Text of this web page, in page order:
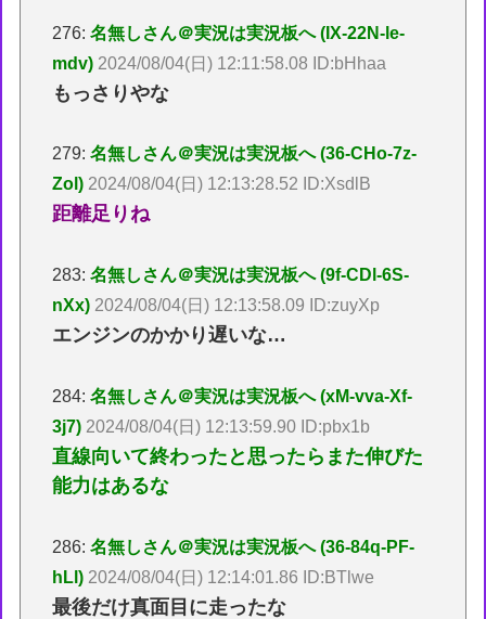
276:名無しさん＠実況は実況板へ (IX-22N-le-
mdv) 2024/08/04(日) 12:11:58.08 ID:bHhaa
もっさりやな
279:名無しさん＠実況は実況板へ (36-CHo-7z-
Zol) 2024/08/04(日) 12:13:28.52 ID:XsdlB
距離足りね
283:名無しさん＠実況は実況板へ (9f-CDl-6S-
nXx) 2024/08/04(日) 12:13:58.09 ID:zuyXp
エンジンのかかり遅いな…
284:名無しさん＠実況は実況板へ (xM-vva-Xf-
3j7) 2024/08/04(日) 12:13:59.90 ID:pbx1b
直線向いて終わったと思ったらまた伸びた
能力はあるな
286:名無しさん＠実況は実況板へ (36-84q-PF-
hLl) 2024/08/04(日) 12:14:01.86 ID:BTlwe
最後だけ真面目に走ったな